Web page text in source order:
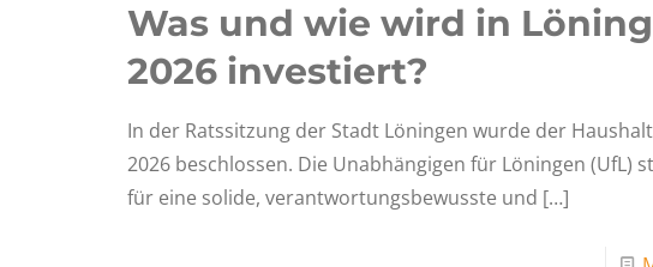
Was und wie wird in
2026 investiert?
In der Ratssitzung der Stadt Löningen wurde der
2026 beschlossen. Die Unabhängigen für Löningen (UfL)
für eine solide, verantwortungsbewusste und […]